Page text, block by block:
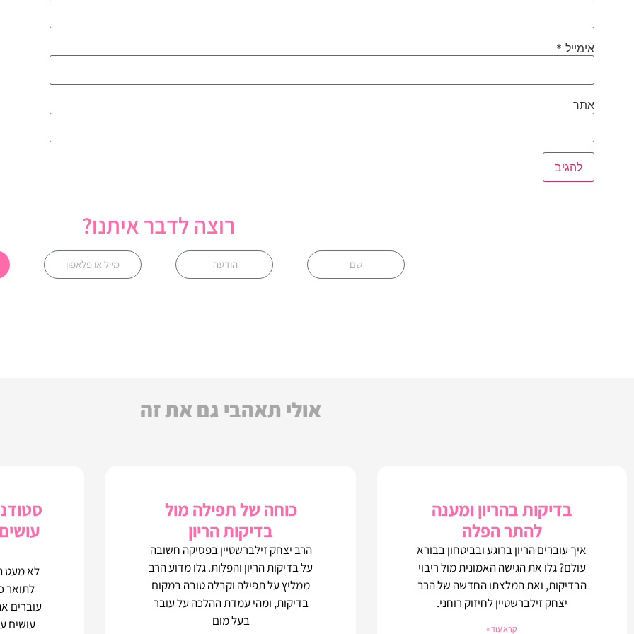
אימייל *
אתר
רוצה לדבר איתנו?
אולי תאהבי גם את זה
בדיקות בהריון ומענה
להתר הפלה
איך עוברים הריון ברוגע ובביטחון בבורא
עולם? גלו את הגישה האמונית מול ריבוי
הבדיקות, ואת המלצתו החדשה של הרב
יצחק זילברשטיין לחיזוק רוחני.
קרא עוד »
כוחה של תפילה מול
בדיקות הריון
הרב יצחק זילברשטיין בפסיקה חשובה
על בדיקות הריון והפלות. גלו מדוע הרב
ממליץ על תפילה וקבלה טובה במקום
בדיקות, ומהי עמדת ההלכה על עובר
בעל מום
לא מעט
לתואר
עוברים
עושים